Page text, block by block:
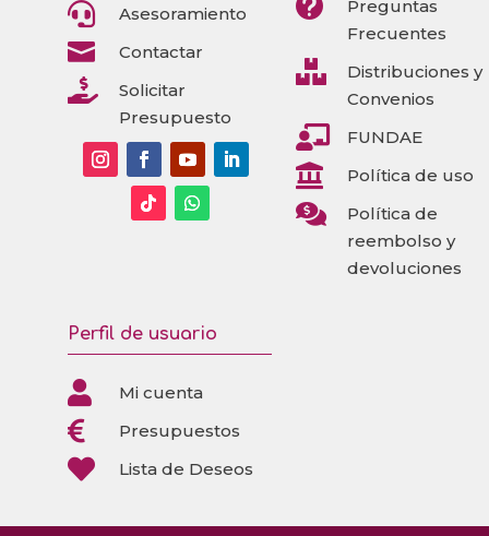
 Asesoramiento
 Contactar

Solicitar
Presupuesto

Preguntas
Frecuentes

Distribuciones y
Convenios
 FUNDAE
 Política de uso

Política de
reembolso y
devoluciones
Perfil de usuario
 Mi cuenta
 Presupuestos
 Lista de Deseos